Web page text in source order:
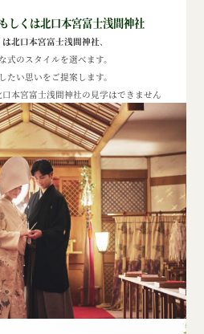
しくは北口本宮富士浅間神社
北口本宮富士浅間神社、
式のスタイルを選べます。
たい思いをご提案します。
本宮富士浅間神社の見学はできません